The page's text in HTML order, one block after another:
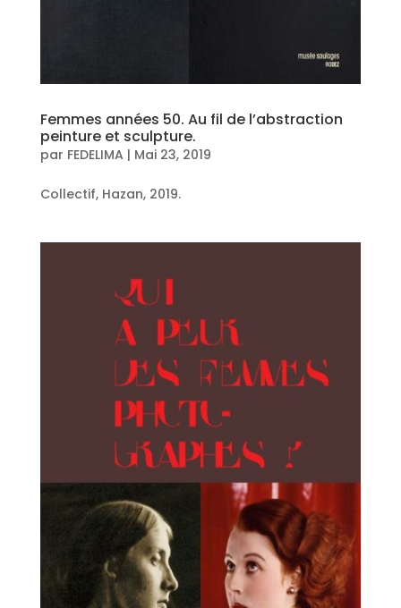
Femmes années 50. Au fil de l’abstraction
peinture et sculpture.
par FEDELIMA | Mai 23, 2019
Collectif, Hazan, 2019.